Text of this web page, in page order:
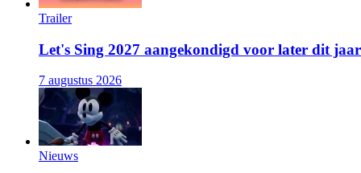
Trailer
Let's Sing 2027 aangekondigd voor later dit jaar
7 augustus 2026
Nieuws